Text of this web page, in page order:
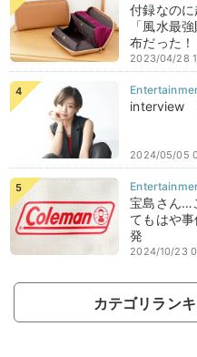
付録なの
「風水最
布だった！
2023/04/28
interview
2024/05/05
宝島さん…
てもはや
発
2024/10/23
カテゴリラン